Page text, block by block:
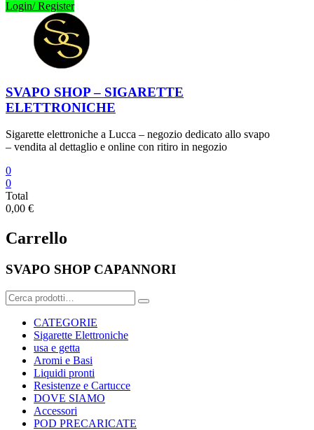
Login/ Register
SVAPO SHOP – SIGARETTE
ELETTRONICHE
Sigarette elettroniche a Lucca – negozio dedicato allo svapo
– vendita al dettaglio e online con ritiro in negozio
0
0
Total
0,00 €
Carrello
SVAPO SHOP CAPANNORI
Cerca:
CATEGORIE
Sigarette Elettroniche
usa e getta
Aromi e Basi
Liquidi pronti
Resistenze e Cartucce
DOVE SIAMO
Accessori
POD PRECARICATE